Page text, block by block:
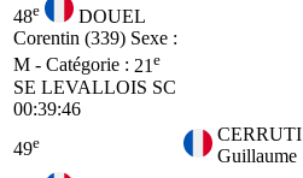
48e
DOUEL
Corentin (339) Sexe :
M - Catégorie : 21 e
SE LEVALLOIS SC
00:39:46
49e
CERRUTI
Guillaume